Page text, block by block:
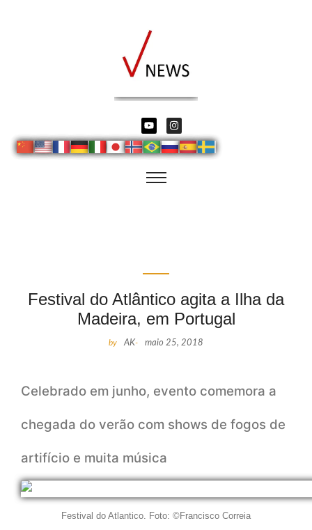
Festival do Atlântico agita a Ilha da
Madeira, em Portugal
by AK- maio 25, 2018
Celebrado em junho, evento comemora a
chegada do verão com shows de fogos de
artifício e muita música
Festival do Atlantico. Foto: ©Francisco Correia